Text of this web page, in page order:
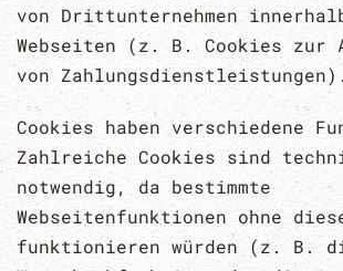
von Drittunternehmen
Webseiten (z. B. Cookies zur
von Zahlungsdienstleistungen).
Cookies haben verschiedene
Zahlreiche Cookies sind
notwendig, da bestimmte
Webseitenfunktionen ohne
funktionieren würden (z. B.